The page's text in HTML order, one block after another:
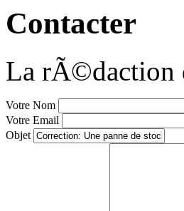
Contacter
La rÃ©daction
Votre Nom
Votre Email
Objet